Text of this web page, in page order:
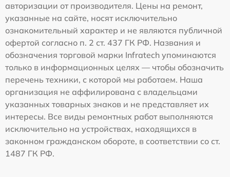
авторизации от производителя. Цены на ремонт,
указанные на сайте, носят исключительно
ознакомительный характер и не являются публичной
офертой согласно п. 2 ст. 437 ГК РФ. Названия и
обозначения торговой марки Infratech упоминаются
только в информационных целях — чтобы обозначить
перечень техники, с которой мы работаем. Наша
организация не аффилирована с владельцами
указанных товарных знаков и не представляет их
интересы. Все виды ремонтных работ выполняются
исключительно на устройствах, находящихся в
законном гражданском обороте, в соответствии со ст.
1487 ГК РФ.